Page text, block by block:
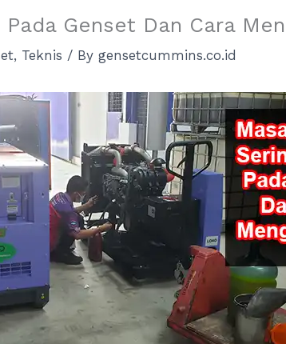
Genset Dan Cara
, Teknis / Bygensetcummins.co.id